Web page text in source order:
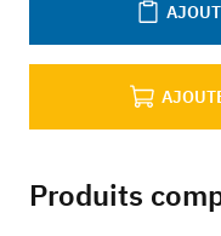
Produits